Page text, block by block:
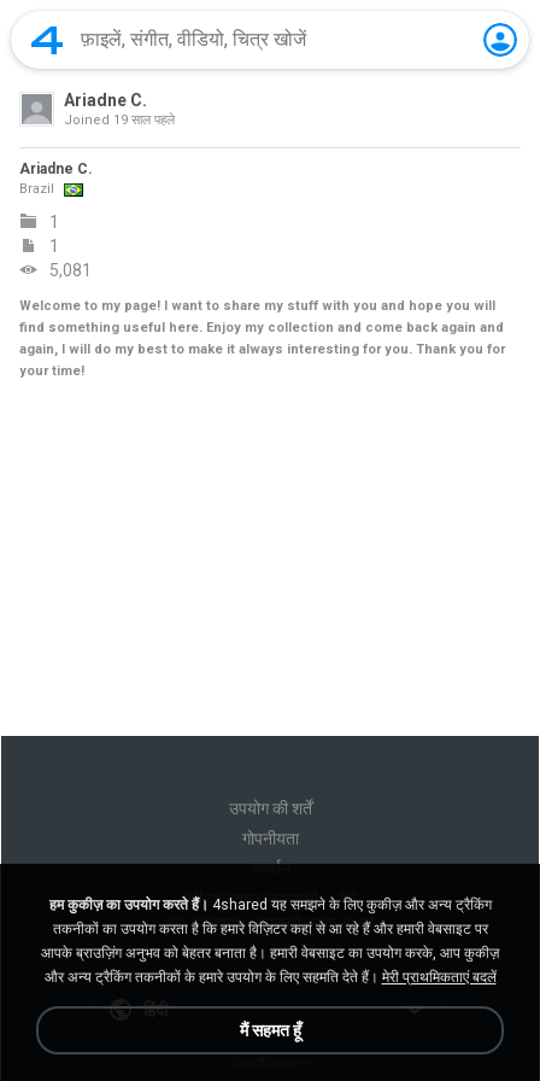
Ariadne C.
Joined 19 साल पहले
Ariadne C.
Brazil
1
1
5,081
Welcome to my page! I want to share my stuff with you and hope you will
find something useful here. Enjoy my collection and come back again and
again, I will do my best to make it always interesting for you. Thank you for
your time!
उपयोग की शर्तें
गोपनीयता
समर्थन
मेरी व्यक्तिगत जानकारी न बेचें
मेरी व्यक्तिगत जानकारी साझा न करें
हिंदी
हम कुकीज़ का उपयोग करते हैं। 4shared यह समझने के लिए कुकीज़ और अन्य ट्रैकिंग
तकनीकों का उपयोग करता है कि हमारे विज़िटर कहां से आ रहे हैं और हमारी वेबसाइट पर
आपके ब्राउज़िंग अनुभव को बेहतर बनाता है। हमारी वेबसाइट का उपयोग करके, आप कुकीज़
और अन्य ट्रैकिंग तकनीकों के हमारे उपयोग के लिए सहमति देते हैं। मेरी प्राथमिकताएं बदलें
मैं सहमत हूँ